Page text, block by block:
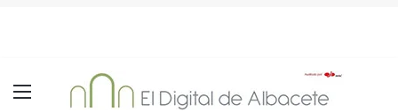
Menú